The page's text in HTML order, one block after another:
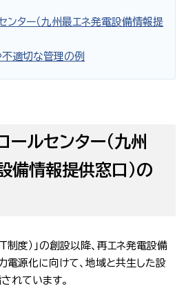
ンター（九州最エネ発電設備情報提
適切な管理の例
ールセンター（九州
備情報提供窓口）の
度）」の創設以降、再エネ発電設備
電源化に向けて、地域と共生した設
れています。